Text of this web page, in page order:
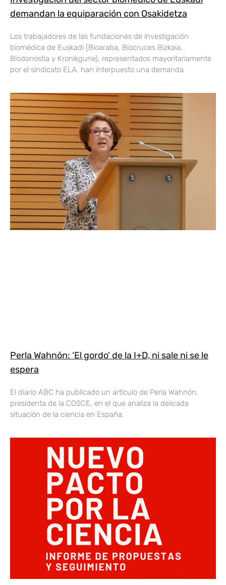
demandan la equiparación con Osakidetza
Los trabajadores de las fundaciones de investigación
biomédica de Euskadi (Bioaraba, Biocruces Bizkaia,
Biodonostia y Kronikgune), representados mayoritariamente
por el sindicato ELA, han interpuesto una demanda
Perla Wahnón: ‘El gordo’ de la I+D, ni sale ni se le
espera
El diario ABC ha publicado un artículo de Perla Wahnón,
presidenta de la COSCE, en el que analiza la delicada
situación de la ciencia en España.